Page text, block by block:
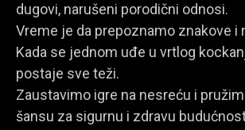
dugovi, narušeni porodični odnosi.
Vreme je da prepoznamo znakove i
Kada se jednom uđe u vrtlog
postaje sve teži.
Zaustavimo igre na nesreću i
šansu za sigurnu i zdravu